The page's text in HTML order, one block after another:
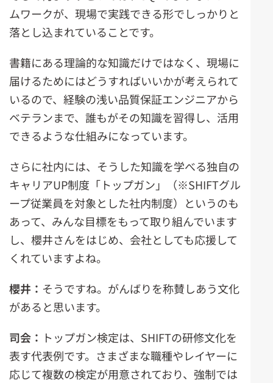
ムワークが、現場で実践できる形でしっかりと
落とし込まれていることです。
書籍にある理論的な知識だけではなく、現場に
届けるためにはどうすればいいかが考えられて
いるので、経験の浅い品質保証エンジニアから
ベテランまで、誰もがその知識を習得し、活用
できるような仕組みになっています。
さらに社内には、そうした知識を学べる独自の
キャリアUP制度「トップガン」（※SHIFTグル
ープ従業員を対象とした社内制度）というのも
あって、みんな目標をもって取り組んでいます
し、櫻井さんをはじめ、会社としても応援して
くれていますよね。
櫻井： そうですね。がんばりを称賛しあう文化
があると思います。
司会： トップガン検定は、SHIFTの研修文化を
表す代表例です。さまざまな職種やレイヤーに
応じて複数の検定が用意されており、強制では